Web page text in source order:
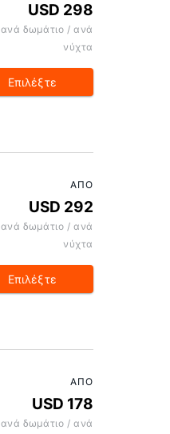
USD 298
ανά δωμάτιο / ανά
νύχτα
Επιλέξτε
ΑΠΌ
USD 292
ανά δωμάτιο / ανά
νύχτα
Επιλέξτε
ΑΠΌ
USD 178
ανά δωμάτιο / ανά